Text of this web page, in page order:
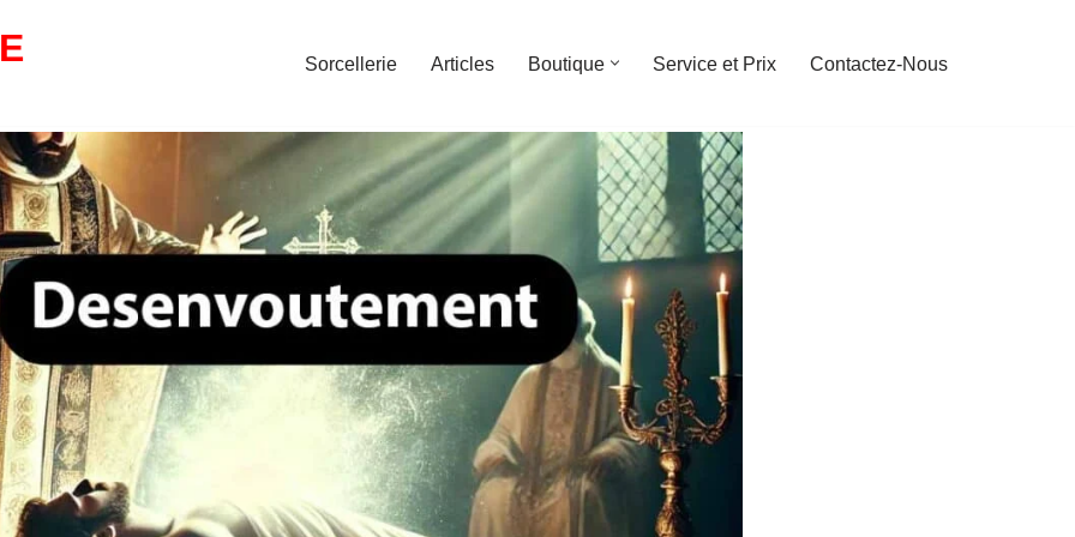
Sorcellerie Articles Boutique Service et Prix Contactez-Nous